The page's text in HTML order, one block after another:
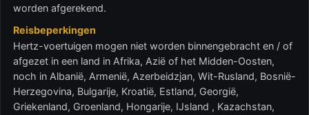
worden afgerekend.
Reisbeperkingen
Hertz-voertuigen mogen niet worden binnengebracht en / of
afgezet in een land in Afrika, Azië of het Midden-Oosten,
noch in Albanië, Armenië, Azerbeidzjan, Wit-Rusland, Bosnië-
Herzegovina, Bulgarije, Kroatië, Estland, Georgië,
Griekenland, Groenland, Hongarije, IJsland , Kazachstan,